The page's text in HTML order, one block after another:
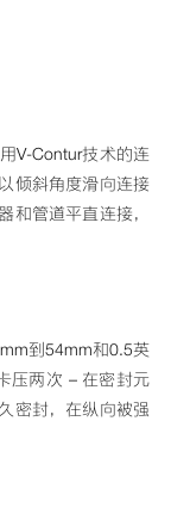
V-Contur技术的连
倾斜角度滑向连接
和管道平直连接，
到54mm和0.5英
压两次 – 在密封元
密封，在纵向被强